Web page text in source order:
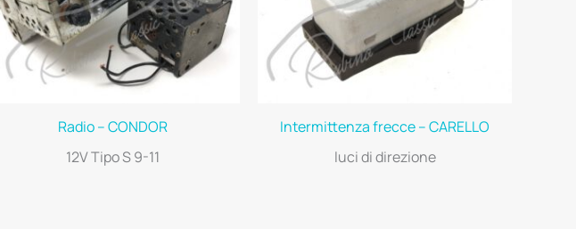
Radio – CONDOR
12V Tipo S 9-11
Intermittenza frecce – CARELLO
luci di direzione